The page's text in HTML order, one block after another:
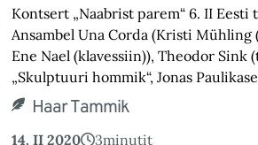
Kontsert „Naabrist parem“ 6. II Eesti
Ansambel Una Corda (Kristi
Ene Nael (klavessiin)), Theodor Sink
„Skulptuuri hommik“, Jonas
Haar Tammik
14. II 2020 3minutit